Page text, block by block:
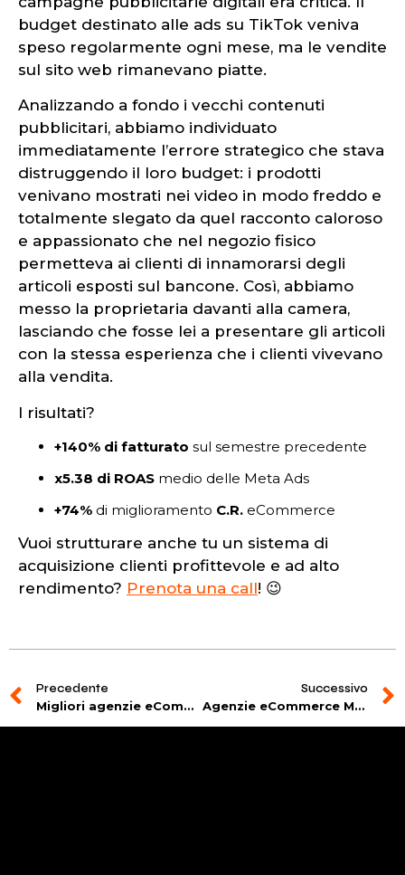
budget destinato alle ads su TikTok veniva
speso regolarmente ogni mese, ma le vendite
sul sito web rimanevano piatte.
Analizzando a fondo i vecchi contenuti
pubblicitari, abbiamo individuato
immediatamente l’errore strategico che stava
distruggendo il loro budget: i prodotti
venivano mostrati nei video in modo freddo e
totalmente slegato da quel racconto caloroso
e appassionato che nel negozio fisico
permetteva ai clienti di innamorarsi degli
articoli esposti sul bancone. Così, abbiamo
messo la proprietaria davanti alla camera,
lasciando che fosse lei a presentare gli articoli
con la stessa esperienza che i clienti vivevano
alla vendita.
I risultati?
+140% di fatturato sul semestre precedente
x5.38 di ROAS medio delle Meta Ads
+74% di miglioramento C.R. eCommerce
Vuoi strutturare anche tu un sistema di
acquisizione clienti profittevole e ad alto
rendimento? Prenota una call! 😉
Precedente
Migliori agenzie eCommerce Venezia: top 10 2026
Successivo
Agenzie eCommerce Marketing Padova: top 10 del 2026